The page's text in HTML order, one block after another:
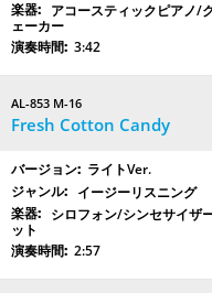
アコースティックピアノ/
ェーカー
3:42
AL-853 M-16
Fresh Cotton Candy
ライトVer.
イージーリスニング
シロフォン/シンセサイザ
ット
2:57